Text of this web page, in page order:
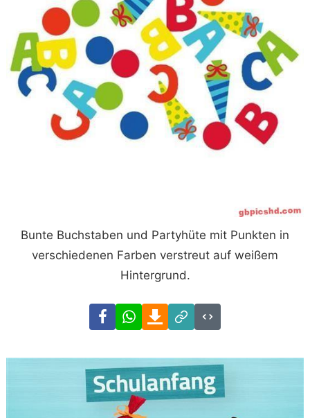
Bunte Buchstaben und Partyhüte mit Punkten in
verschiedenen Farben verstreut auf weißem
Hintergrund.
FacebookWhatsAppDownload
Link
Code